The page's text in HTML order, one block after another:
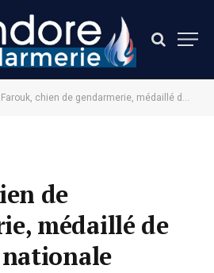
Farouk, chien de gendarmerie, médaillé de la Défense nationale
de
médaillé de